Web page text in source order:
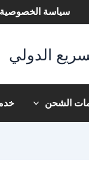
سياسة الخصوصية
الدولي
الشحن